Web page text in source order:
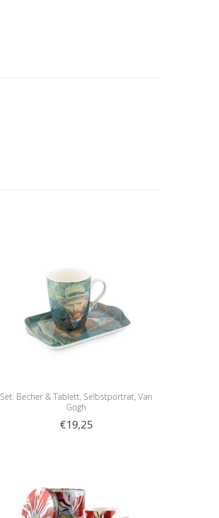
Set: Becher & Tablett, Selbstporträt, Van
Gogh
€19,25